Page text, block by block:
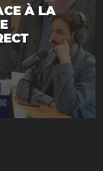
À LA